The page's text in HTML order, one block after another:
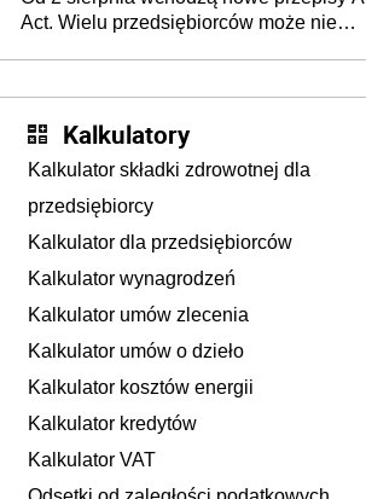
darowizna, ale podatku jednak nie
Act. Wielu przedsiębiorców może nie
Kalkulatory
Kalkulator składki zdrowotnej dla
przedsiębiorcy
Kalkulator dla przedsiębiorców
Kalkulator wynagrodzeń
Kalkulator umów zlecenia
Kalkulator umów o dzieło
Kalkulator kosztów energii
Kalkulator kredytów
Kalkulator VAT